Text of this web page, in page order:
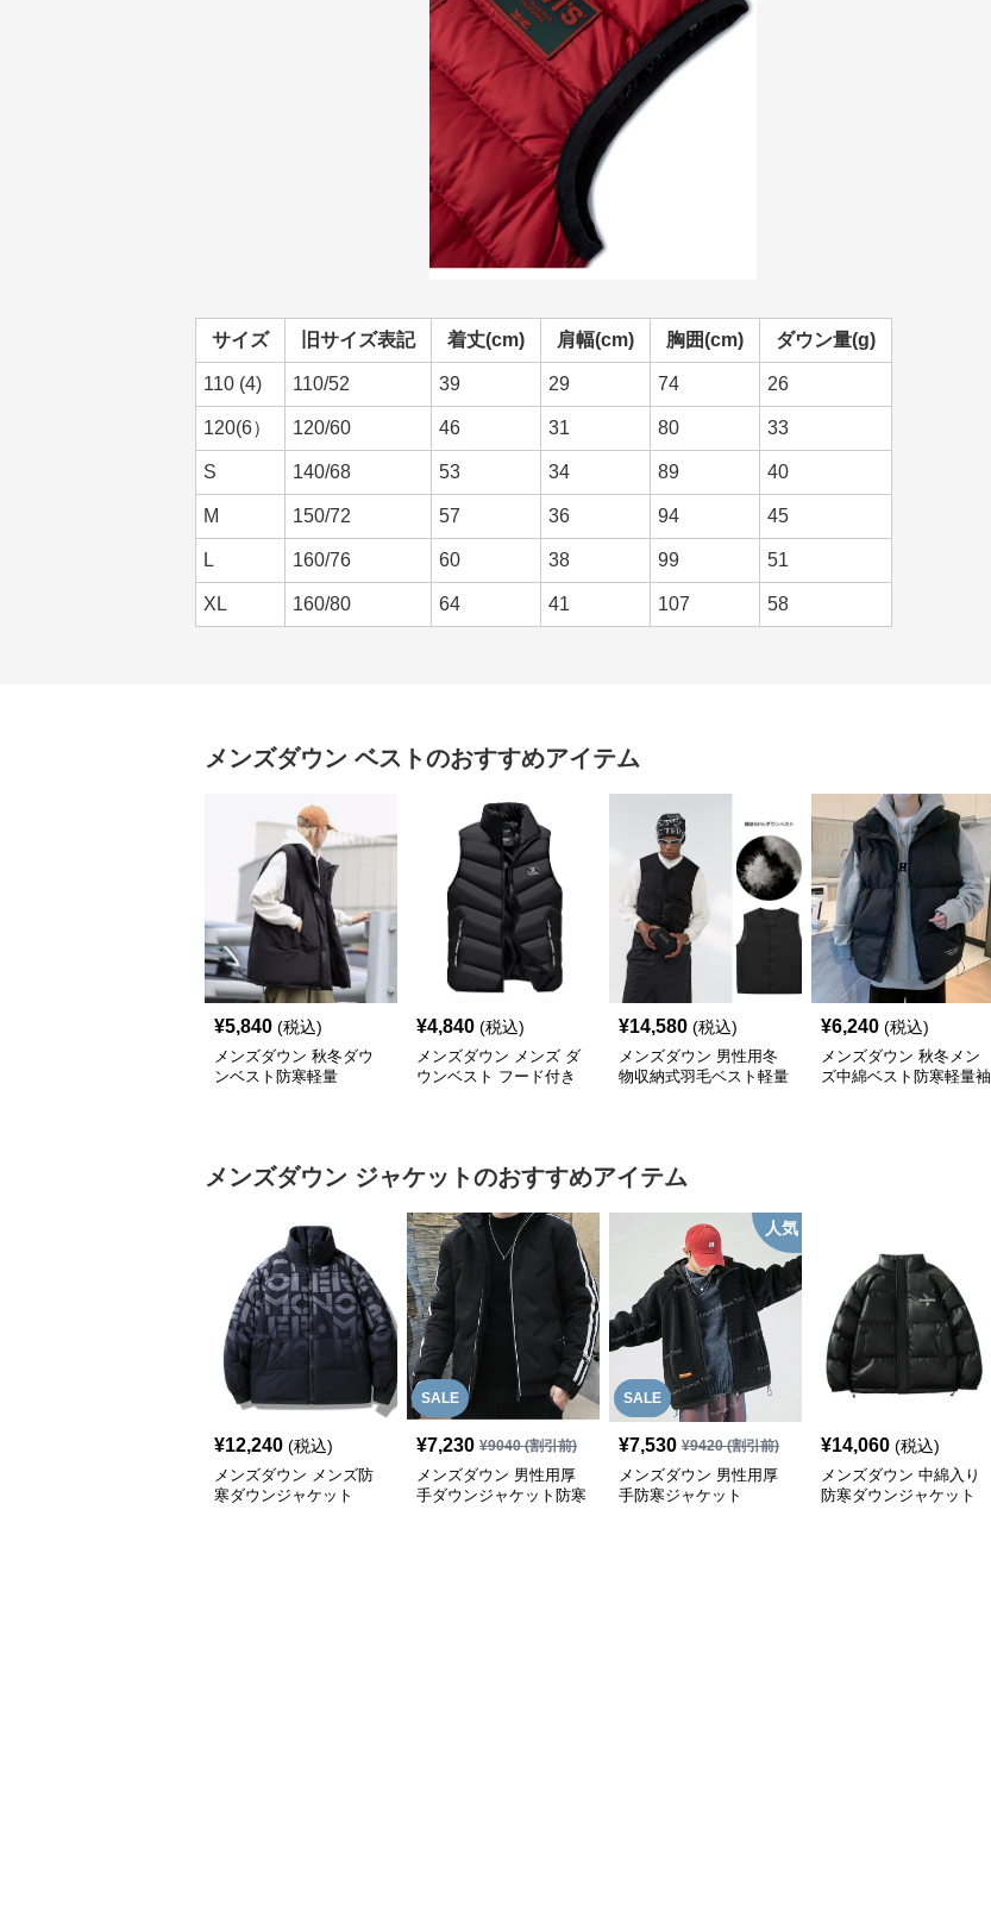
サイズ 旧サイズ表記 着丈(cm) 肩幅(cm) 胸囲(cm) ダウン量(g)
110 (4) 110/52 39 29 74 26
120(6） 120/60 46 31 80 33
S 140/68 53 34 89 40
M 150/72 57 36 94 45
L 160/76 60 38 99 51
XL 160/80 64 41 107 58
メンズダウン ベストのおすすめアイテム
¥5,840 (税込)
メンズダウン 秋冬ダウ
ンベスト防寒軽量
¥4,840 (税込)
メンズダウン メンズ ダ
ウンベスト フード付き
¥14,580 (税込)
メンズダウン 男性用冬
物収納式羽毛ベスト軽量
¥6,240 (税込)
メンズダウン 秋冬メン
ズ中綿ベスト防寒軽量袖
メンズダウン ジャケットのおすすめアイテム
¥12,240 (税込)
メンズダウン メンズ防
寒ダウンジャケット
SALE
¥7,230 ¥9040(割引前)
メンズダウン 男性用厚
手ダウンジャケット防寒
SALE
人気
¥7,530 ¥9420(割引前)
メンズダウン 男性用厚
手防寒ジャケット
¥14,060 (税込)
メンズダウン 中綿入り
防寒ダウンジャケット